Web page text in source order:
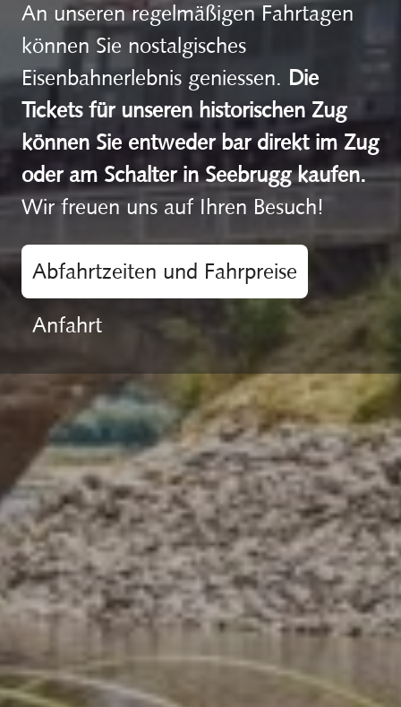
An unseren regelmäßigen Fahrtagen
können Sie nostalgisches
Eisenbahnerlebnis geniessen. Die
Tickets für unseren historischen Zug
können Sie entweder bar direkt im Zug
oder am Schalter in Seebrugg kaufen.
Wir freuen uns auf Ihren Besuch!
Abfahrtzeiten und Fahrpreise
Anfahrt